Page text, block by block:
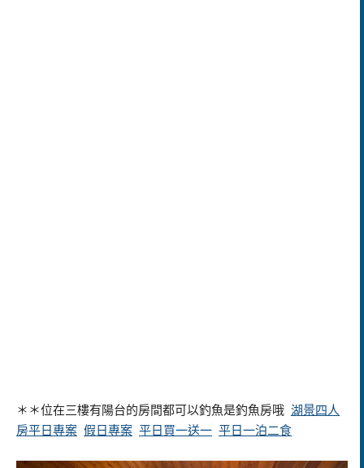
＊＊位在三樓有陽台的房間都可以釣魚是釣魚房哦 湖景四人
房平日專案 假日專案 平日買一送一 平日一泊二食